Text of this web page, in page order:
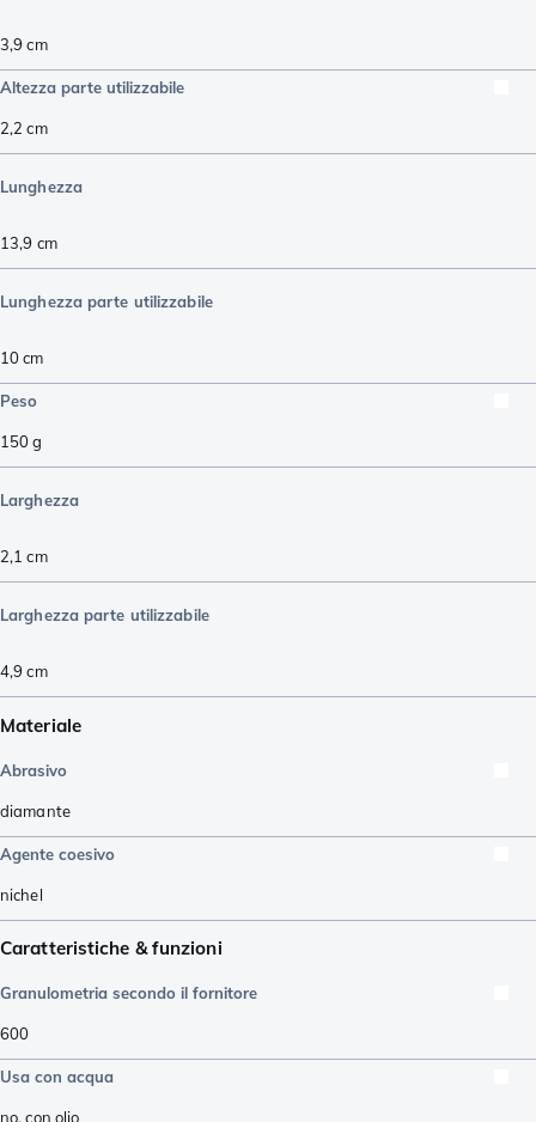
3,9 cm
Altezza parte utilizzabile
2,2 cm
Lunghezza
13,9 cm
Lunghezza parte utilizzabile
10cm
Peso
150g
Larghezza
2,1 cm
Larghezza parte utilizzabile
4,9 cm
Materiale
Abrasivo
diamante
Agente coesivo
nichel
Caratteristiche & funzioni
Granulometria secondo il fornitore
600
Usa con acqua
no, con olio